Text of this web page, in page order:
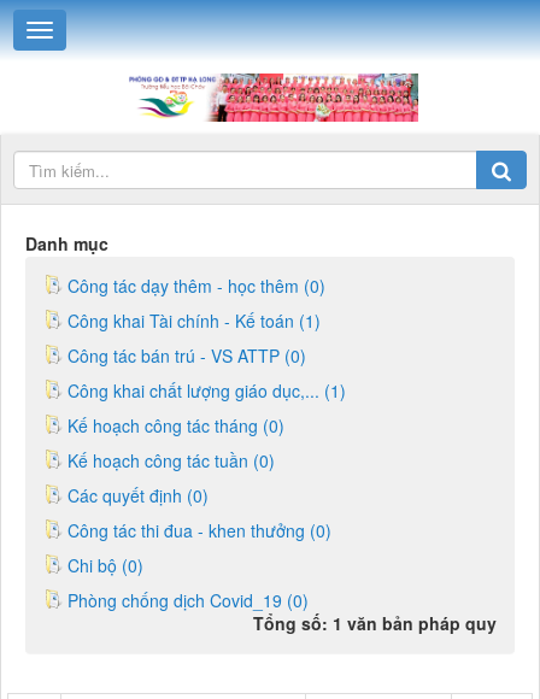
Danh mục
Công tác dạy thêm - học thêm (0)
Công khai Tài chính - Kế toán (1)
Công tác bán trú - VS ATTP (0)
Công khai chất lượng giáo dục,... (1)
Kế hoạch công tác tháng (0)
Kế hoạch công tác tuần (0)
Các quyết định (0)
Công tác thi đua - khen thưởng (0)
Chi bộ (0)
Phòng chống dịch Covid_19 (0)
Tổng số: 1 văn bản pháp quy